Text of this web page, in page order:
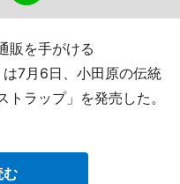
販を手がける
7月6日、小田原の伝統
ラップ」を発売した。
む